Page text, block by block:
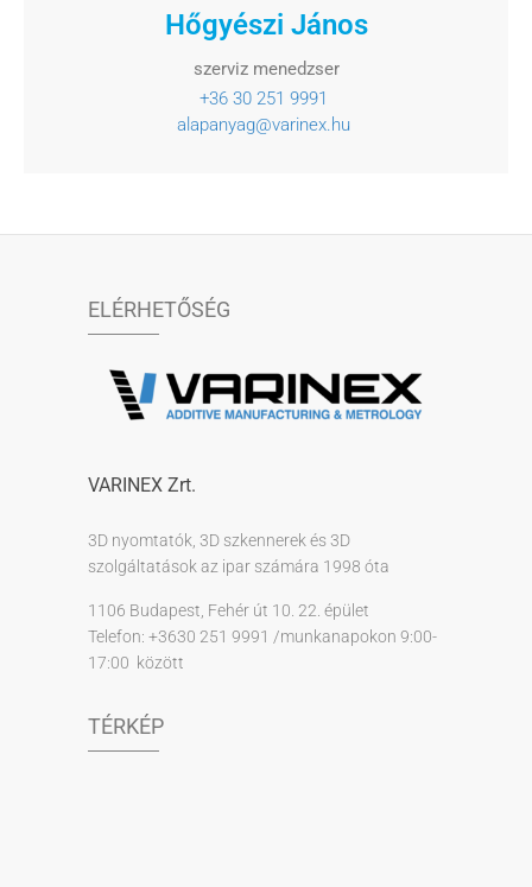
Hőgyészi János
szerviz menedzser
+36 30 251 9991
alapanyag@varinex.hu
ELÉRHETŐSÉG
VARINEX Zrt.
3D nyomtatók, 3D szkennerek és 3D
szolgáltatások az ipar számára 1998 óta
1106 Budapest, Fehér út 10. 22. épület
Telefon: +3630 251 9991 /munkanapokon 9:00-
17:00 között
TÉRKÉP